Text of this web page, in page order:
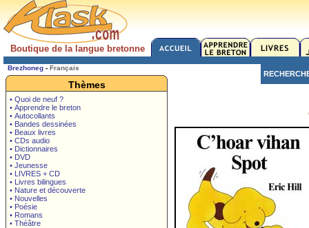
Boutique de la langue bretonne
Brezhoneg - Français
Thèmes
• Quoi de neuf ?
• Apprendre le breton
• Autocollants
• Bandes dessinées
• Beaux livres
• CDs audio
• Dictionnaires
• DVD
• Jeunesse
• LIVRES + CD
• Livres bilingues
• Nature et découverte
• Nouvelles
• Poésie
• Romans
• Théâtre